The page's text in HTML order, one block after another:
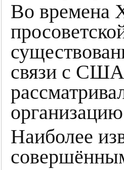
Во времена
связи с
Наиболее